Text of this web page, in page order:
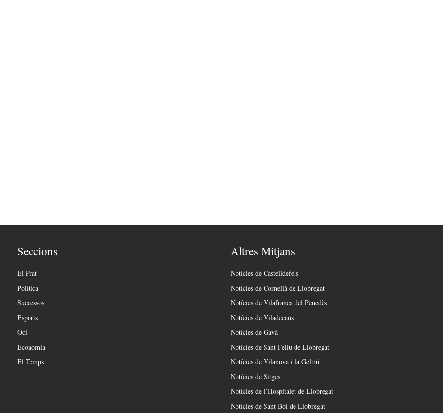
Seccions
El Prat
Política
Successos
Esports
Oci
Economia
El Temps
Altres Mitjans
Notícies de Castelldefels
Notícies de Cornellà de Llobregat
Notícies de Vilafranca del Penedès
Notícies de Viladecans
Notícies de Gavà
Notícies de Sant Feliu de Llobregat
Notícies de Vilanova i la Geltrú
Notícies de Sitges
Notícies de l’Hospitalet de Llobregat
Notícies de Sant Boi de Llobregat